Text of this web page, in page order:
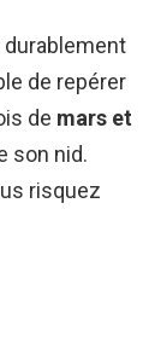
durablement
de repérer
de mars et
son nid.
risquez